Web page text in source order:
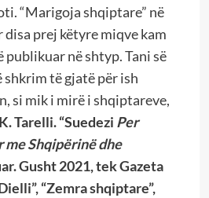
“Marigoja shqiptare” në
prej këtyre miqve kam
publikuar në shtyp. Tani së
të gjatë për ish
si mik i mirë i shqiptareve,
K. Tarelli. “Suedezi Per
me Shqipërinë dhe
Gusht 2021, tek Gazeta
“Zemra shqiptare”,